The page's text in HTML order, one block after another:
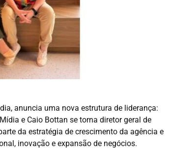
anuncia uma nova estrutura de liderança:
e Caio Bottan se torna diretor geral de
da estratégia de crescimento da agência e
inovação e expansão de negócios.